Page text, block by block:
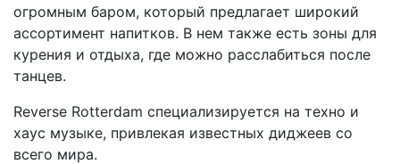
огромным баром, который предлагает широкий
ассортимент напитков. В нем также есть зоны для
курения и отдыха, где можно расслабиться после
танцев.
Reverse Rotterdam специализируется на техно и
хаус музыке, привлекая известных диджеев со
всего мира.